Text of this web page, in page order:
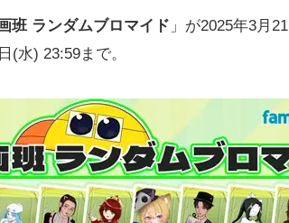
班 ランダムブロマイド 」が2025年3月
(水) 23:59まで。